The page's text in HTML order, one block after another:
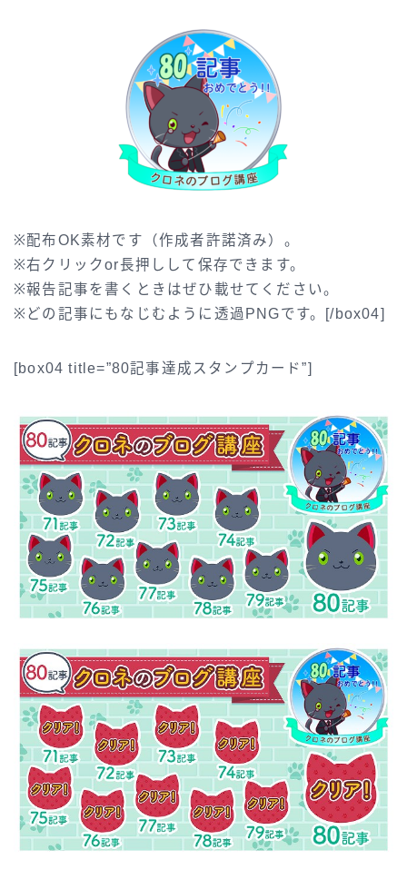
※配布OK素材です（作成者許諾済み）。
※右クリックor長押しして保存できます。
※報告記事を書くときはぜひ載せてください。
※どの記事にもなじむように透過PNGです。[/box04]
[box04 title=”80記事達成スタンプカード”]